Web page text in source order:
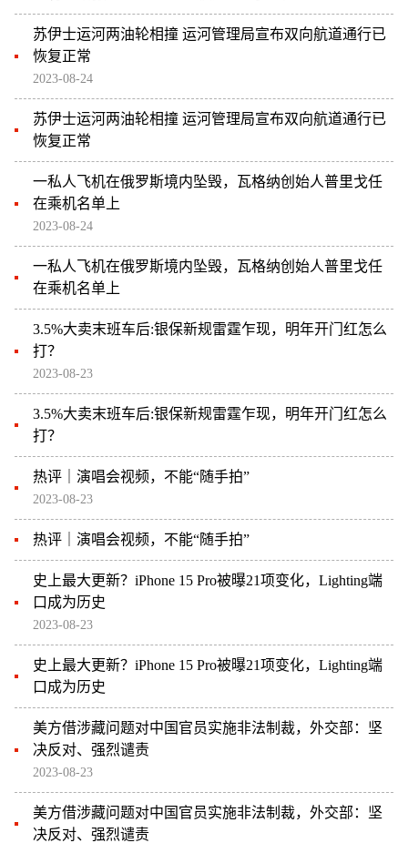
苏伊士运河两油轮相撞 运河管理局宣布双向航道通行已
恢复正常
2023-08-24
苏伊士运河两油轮相撞 运河管理局宣布双向航道通行已
恢复正常
一私人飞机在俄罗斯境内坠毁，瓦格纳创始人普里戈任
在乘机名单上
2023-08-24
一私人飞机在俄罗斯境内坠毁，瓦格纳创始人普里戈任
在乘机名单上
3.5%大卖末班车后:银保新规雷霆乍现，明年开门红怎么
打？
2023-08-23
3.5%大卖末班车后:银保新规雷霆乍现，明年开门红怎么
打？
热评｜演唱会视频，不能“随手拍”
2023-08-23
热评｜演唱会视频，不能“随手拍”
史上最大更新？iPhone 15 Pro被曝21项变化，Lighting端
口成为历史
2023-08-23
史上最大更新？iPhone 15 Pro被曝21项变化，Lighting端
口成为历史
美方借涉藏问题对中国官员实施非法制裁，外交部：坚
决反对、强烈谴责
2023-08-23
美方借涉藏问题对中国官员实施非法制裁，外交部：坚
决反对、强烈谴责